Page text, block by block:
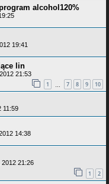
alcohol120%
19:41
lin
21:53
1 7 8 9 10
11:59
14:38
21:26
1 2